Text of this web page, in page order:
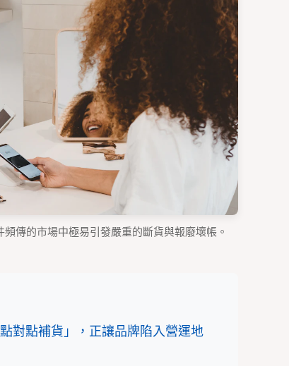
傳的市場中極易引發嚴重的斷貨與報廢壞帳。
對點補貨」，正讓品牌陷入營運地